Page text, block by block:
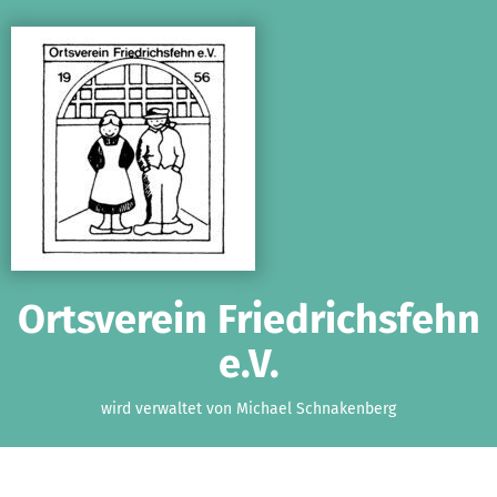
Ortsverein Friedrichsfehn
e.V.
wird verwaltet von Michael Schnakenberg